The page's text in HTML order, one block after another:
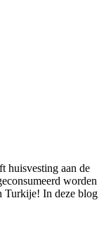
huisvesting aan de
worden
Turkije! In deze blog